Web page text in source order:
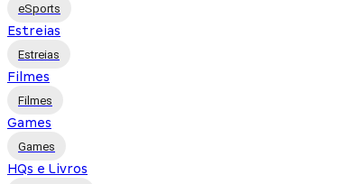
eSports
Estreias
Estreias
Filmes
Filmes
Games
Games
HQs e Livros